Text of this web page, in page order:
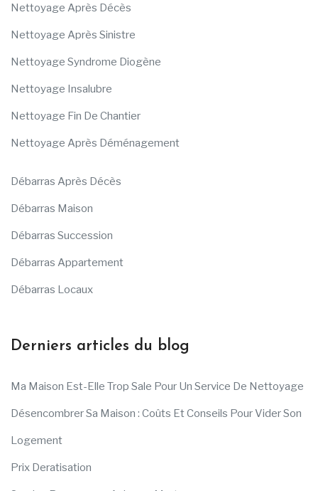
Nettoyage Après Décès
Nettoyage Après Sinistre
Nettoyage Syndrome Diogène
Nettoyage Insalubre
Nettoyage Fin De Chantier
Nettoyage Après Déménagement
Débarras Après Décès
Débarras Maison
Débarras Succession
Débarras Appartement
Débarras Locaux
Derniers articles du blog
Ma Maison Est-Elle Trop Sale Pour Un Service De Nettoyage
Désencombrer Sa Maison : Coûts Et Conseils Pour Vider Son
Logement
Prix Deratisation